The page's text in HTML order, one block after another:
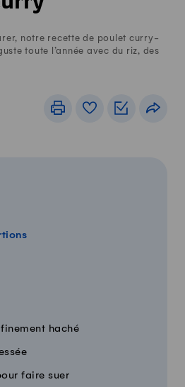
notre recette de poulet curry-
toute l’année avec du riz, des
ImprimerLivre de recettes
Listes de
de 3 portions
de 5 portions
haché
faire suer